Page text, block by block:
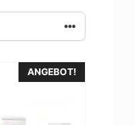
ANGEBOT!